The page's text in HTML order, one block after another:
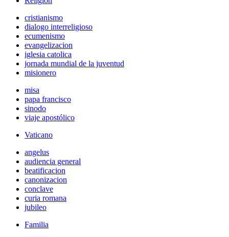
cristianismo
dialogo interreligioso
ecumenismo
evangelizacion
iglesia catolica
jornada mundial de la juventud
misionero
misa
papa francisco
sinodo
viaje apostólico
Vaticano
angelus
audiencia general
beatificacion
canonizacion
conclave
curia romana
jubileo
Familia